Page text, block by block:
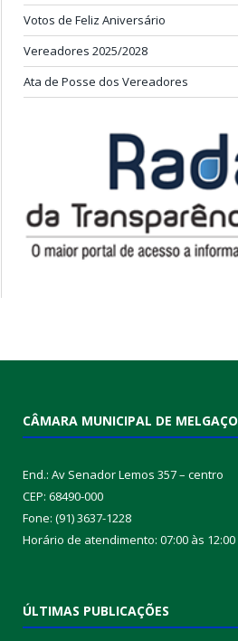
Votos de Feliz Aniversário
Vereadores 2025/2028
Ata de Posse dos Vereadores
CÂMARA MUNICIPAL DE MELGAÇO
End.: Av Senador Lemos 357 – centro
CEP: 68490-000
Fone: (91) 3637-1228
Horário de atendimento: 07:00 às 12:00
ÚLTIMAS PUBLICAÇÕES